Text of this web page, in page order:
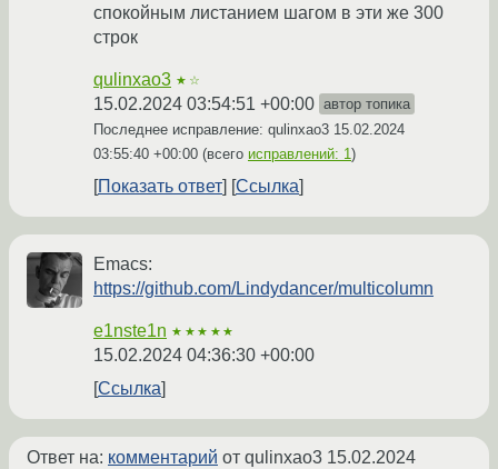
спокойным листанием шагом в эти же 300
строк
qulinxao3 ★☆
15.02.2024 03:54:51 +00:00 автор топика
Последнее исправление: qulinxao3 15.02.2024
03:55:40 +00:00 (всего исправлений: 1)
Показать ответ Ссылка
Emacs:
https://github.com/Lindydancer/multicolumn
e1nste1n ★★★★★
15.02.2024 04:36:30 +00:00
Ссылка
Ответ на: комментарий от qulinxao3 15.02.2024